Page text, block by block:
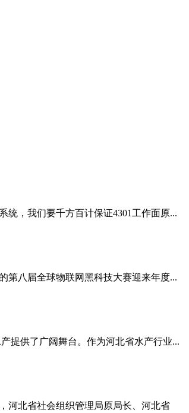
，我们要千方百计保证4301工作面原...
第八届全球物联网黑科技大赛迎来年度...
提供了广阔舞台。作为河北省水产行业...
河北省社会组织管理局原局长、河北省